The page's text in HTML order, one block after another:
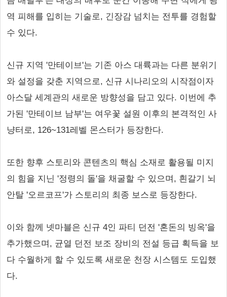
역 피해를 입히는 기술로, 긴장감 넘치는 전투를 경험할
수 있다.
신규 지역 '만테이브'는 기존 아스 대륙과는 다른 분위기
와 설정을 갖춘 지역으로, 신규 시나리오의 시작점이자
아스달 세계관의 새로운 방향성을 담고 있다. 이번에 추
가된 '만테이브 남부'는 여우꽃 설원 이후의 본격적인 사
냥터로, 126~131레벨 몬스터가 등장한다.
또한 향후 스토리와 콘텐츠의 핵심 소재로 활용될 미지
의 힘을 지닌 '정령의 돌'을 채굴할 수 있으며, 흰갈기 뇌
안탈 '오르코프'가 스토리의 최종 보스로 등장한다.
이와 함께 넷마블은 신규 4인 파티 던전 '혼돈의 빙옥'을
추가했으며, 균열 던전 보조 장비의 전설 등급 획득을 보
다 수월하게 할 수 있도록 새로운 천장 시스템도 도입했
다.